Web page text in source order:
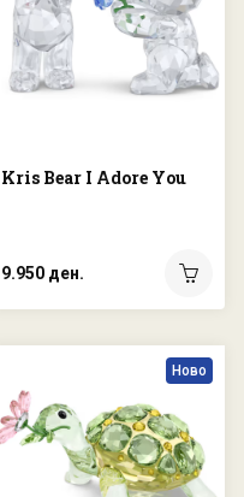
Kris Bear I Adore You
9.950 ден.
Ново